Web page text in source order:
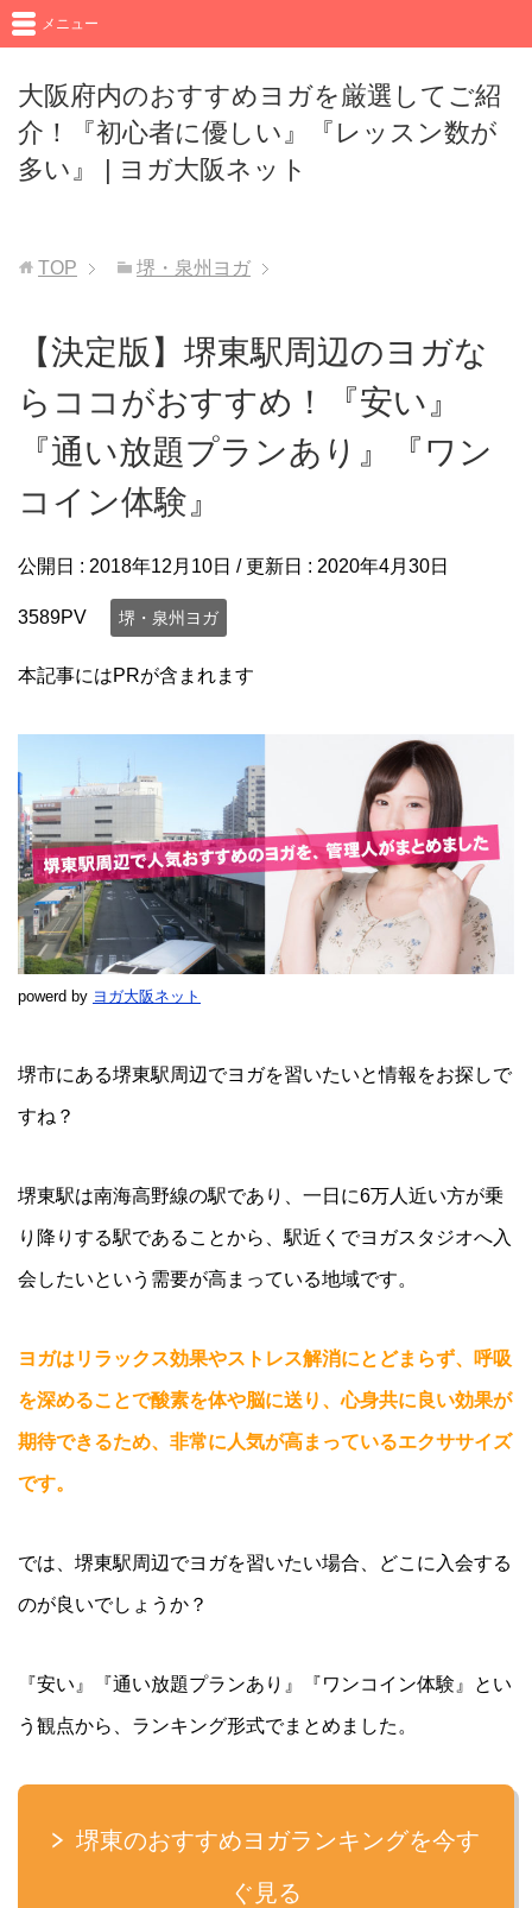
大阪府内のおすすめヨガを厳選してご紹
介！『初心者に優しい』『レッスン数が
多い』 | ヨガ大阪ネット
メニュー
TOP 堺・泉州ヨガ
【決定版】堺東駅周辺のヨガな
らココがおすすめ！『安い』
『通い放題プランあり』『ワン
コイン体験』
公開日 : 2018年12月10日 / 更新日 : 2020年4月30日
3589PV 堺・泉州ヨガ
本記事にはPRが含まれます
powerd by ヨガ大阪ネット
堺市にある堺東駅周辺でヨガを習いたいと情報をお探しで
すね？
堺東駅は南海高野線の駅であり、一日に6万人近い方が乗
り降りする駅であることから、駅近くでヨガスタジオへ入
会したいという需要が高まっている地域です。
ヨガはリラックス効果やストレス解消にとどまらず、呼吸
を深めることで酸素を体や脳に送り、心身共に良い効果が
期待できるため、非常に人気が高まっているエクササイズ
です。
では、堺東駅周辺でヨガを習いたい場合、どこに入会する
のが良いでしょうか？
『安い』『通い放題プランあり』『ワンコイン体験』とい
う観点から、ランキング形式でまとめました。
堺東のおすすめヨガランキングを今す
ぐ見る